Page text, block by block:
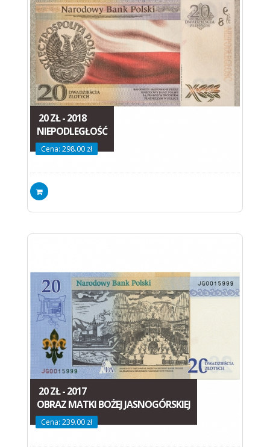
20 ZŁ - 2018
NIEPODLEGŁOŚĆ
Cena: 298.00 zł
20 ZŁ - 2017
OBRAZ MATKI BOŻEJ JASNOGÓRSKIEJ
Cena: 239.00 zł